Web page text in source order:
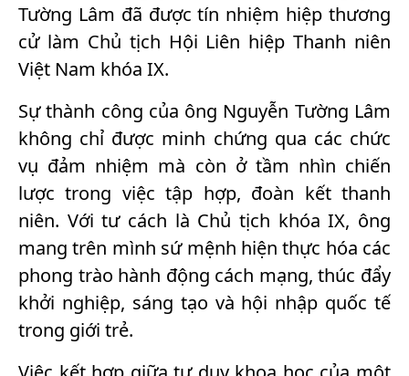
Tường Lâm đã được tín nhiệm hiệp thương
cử làm Chủ tịch Hội Liên hiệp Thanh niên
Việt Nam khóa IX.
Sự thành công của ông Nguyễn Tường Lâm
không chỉ được minh chứng qua các chức
vụ đảm nhiệm mà còn ở tầm nhìn chiến
lược trong việc tập hợp, đoàn kết thanh
niên. Với tư cách là Chủ tịch khóa IX, ông
mang trên mình sứ mệnh hiện thực hóa các
phong trào hành động cách mạng, thúc đẩy
khởi nghiệp, sáng tạo và hội nhập quốc tế
trong giới trẻ.